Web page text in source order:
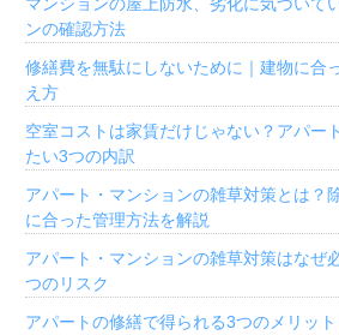
ンの確認方法
修繕費を無駄にしないために｜建物に合
え方
空室コストは家賃だけじゃない？アパー
たい3つの内訳
アパート・マンションの雑草対策とは？
に合った管理方法を解説
アパート・マンションの雑草対策はなぜ
つのリスク
アパートの修繕で得られる3つのメリッ